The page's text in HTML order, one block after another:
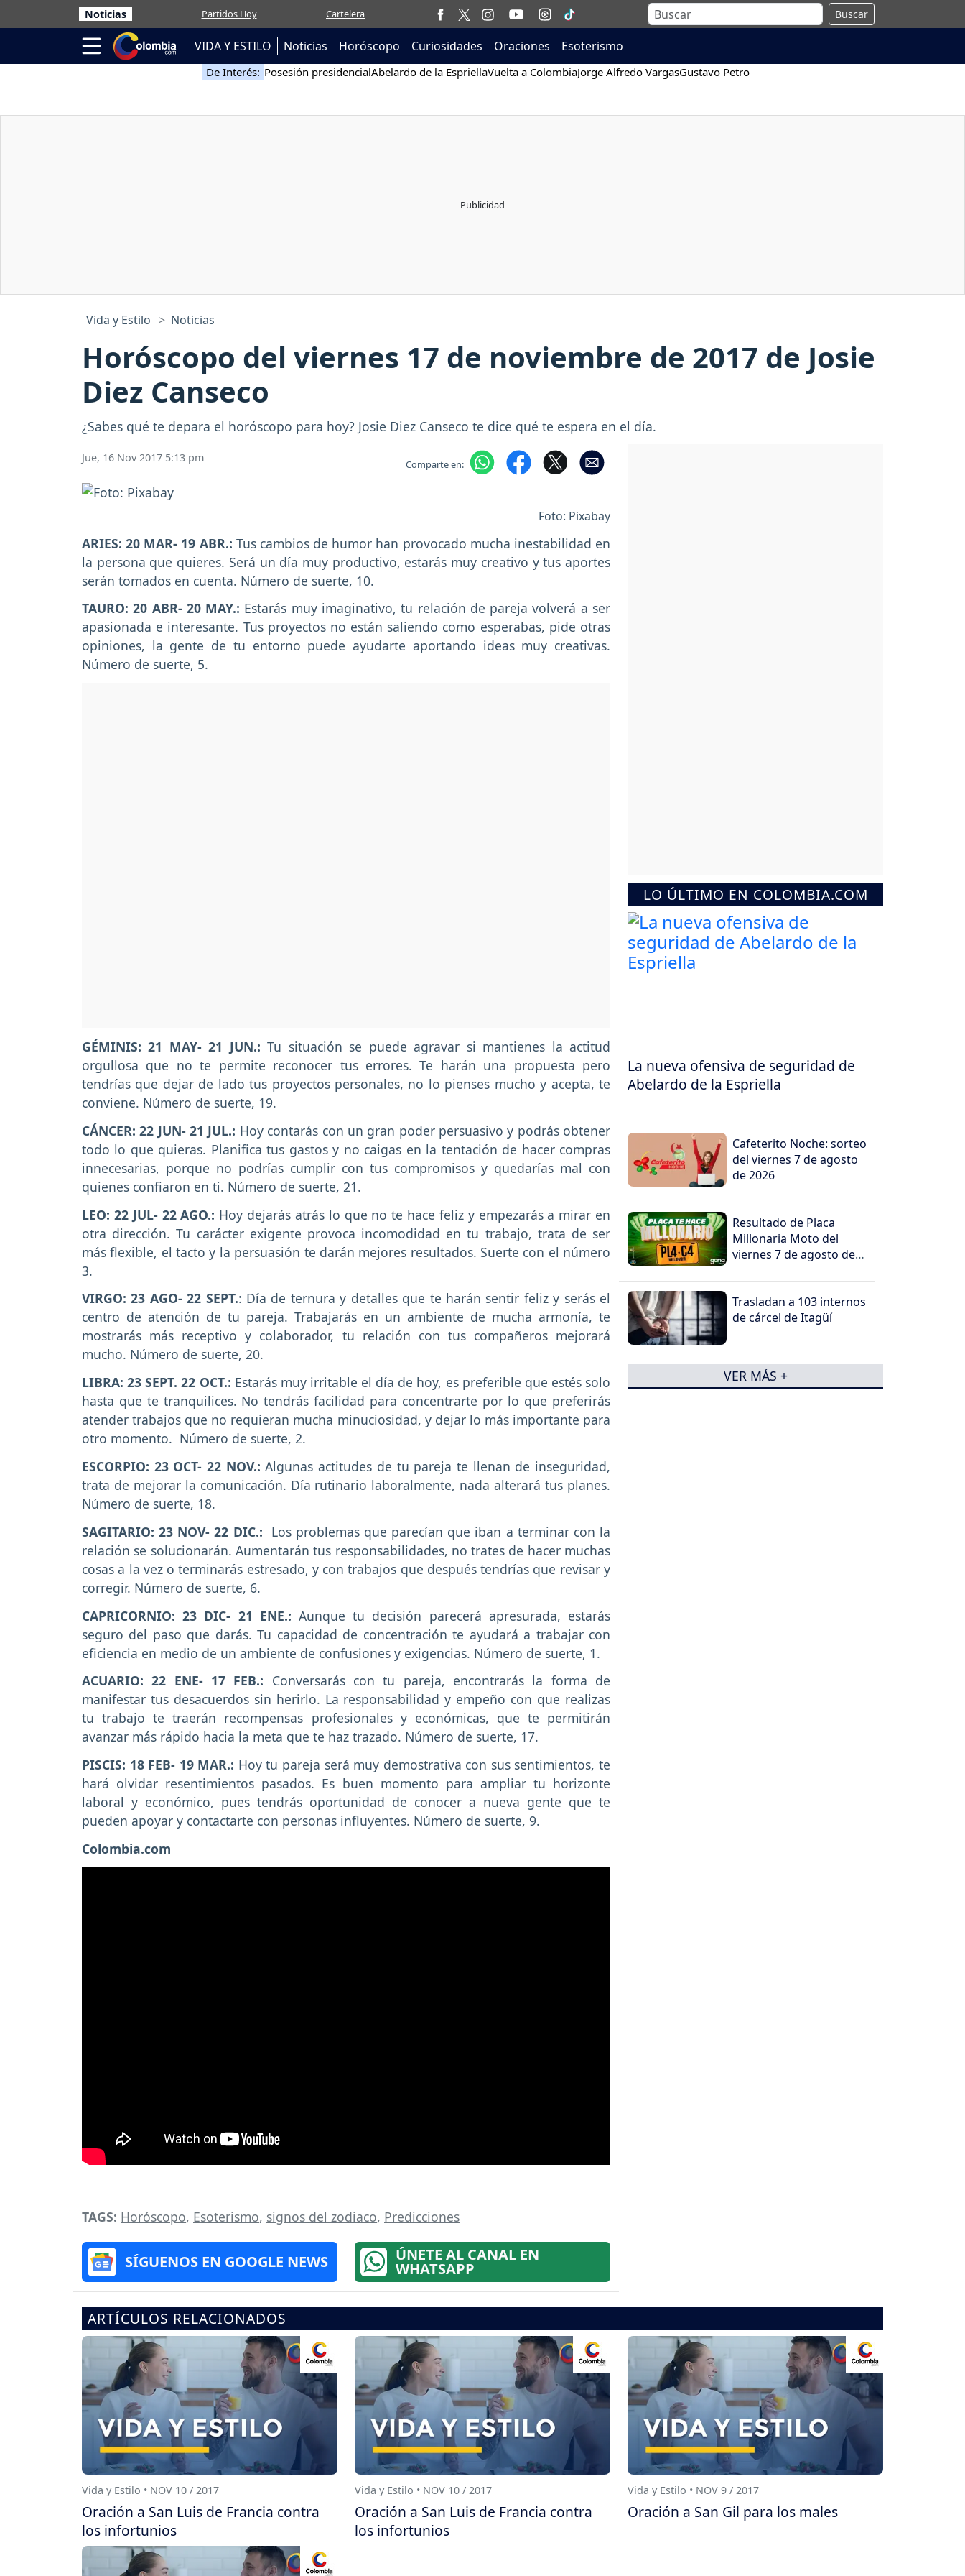
Noticias Partidos Hoy Cartelera Buscar
VIDA Y ESTILO Noticias Horóscopo Curiosidades Oraciones Esoterismo
De Interés: Posesión presidencialAbelardo de la EspriellaVuelta a ColombiaJorge Alfredo VargasGustavo Petro
Vida y Estilo Noticias
Horóscopo del viernes 17 de noviembre de 2017 de Josie
Diez Canseco
¿Sabes qué te depara el horóscopo para hoy? Josie Diez Canseco te dice qué te espera en el día.
Jue, 16 Nov 2017 5:13 pm Comparte en:
Foto: Pixabay
ARIES: 20 MAR- 19 ABR.: Tus cambios de humor han provocado mucha inestabilidad en
la persona que quieres. Será un día muy productivo, estarás muy creativo y tus aportes
serán tomados en cuenta. Número de suerte, 10.
TAURO: 20 ABR- 20 MAY.: Estarás muy imaginativo, tu relación de pareja volverá a ser
apasionada e interesante. Tus proyectos no están saliendo como esperabas, pide otras
opiniones, la gente de tu entorno puede ayudarte aportando ideas muy creativas.
Número de suerte, 5.
GÉMINIS: 21 MAY- 21 JUN.: Tu situación se puede agravar si mantienes la actitud
orgullosa que no te permite reconocer tus errores. Te harán una propuesta pero
tendrías que dejar de lado tus proyectos personales, no lo pienses mucho y acepta, te
conviene. Número de suerte, 19.
CÁNCER: 22 JUN- 21 JUL.: Hoy contarás con un gran poder persuasivo y podrás obtener
todo lo que quieras. Planifica tus gastos y no caigas en la tentación de hacer compras
innecesarias, porque no podrías cumplir con tus compromisos y quedarías mal con
quienes confiaron en ti. Número de suerte, 21.
LEO: 22 JUL- 22 AGO.: Hoy dejarás atrás lo que no te hace feliz y empezarás a mirar en
otra dirección. Tu carácter exigente provoca incomodidad en tu trabajo, trata de ser
más flexible, el tacto y la persuasión te darán mejores resultados. Suerte con el número
3.
VIRGO: 23 AGO- 22 SEPT.: Día de ternura y detalles que te harán sentir feliz y serás el
centro de atención de tu pareja. Trabajarás en un ambiente de mucha armonía, te
mostrarás más receptivo y colaborador, tu relación con tus compañeros mejorará
mucho. Número de suerte, 20.
LIBRA: 23 SEPT. 22 OCT.: Estarás muy irritable el día de hoy, es preferible que estés solo
hasta que te tranquilices. No tendrás facilidad para concentrarte por lo que preferirás
atender trabajos que no requieran mucha minuciosidad, y dejar lo más importante para
otro momento. Número de suerte, 2.
ESCORPIO: 23 OCT- 22 NOV.:Algunas actitudes de tu pareja te llenan de inseguridad,
trata de mejorar la comunicación. Día rutinario laboralmente, nada alterará tus planes.
Número de suerte, 18.
SAGITARIO: 23 NOV- 22 DIC.: Los problemas que parecían que iban a terminar con la
relación se solucionarán. Aumentarán tus responsabilidades, no trates de hacer muchas
cosas a la vez o terminarás estresado, y con trabajos que después tendrías que revisar y
corregir. Número de suerte, 6.
CAPRICORNIO: 23 DIC- 21 ENE.: Aunque tu decisión parecerá apresurada, estarás
seguro del paso que darás. Tu capacidad de concentración te ayudará a trabajar con
eficiencia en medio de un ambiente de confusiones y exigencias. Número de suerte, 1.
ACUARIO: 22 ENE- 17 FEB.: Conversarás con tu pareja, encontrarás la forma de
manifestar tus desacuerdos sin herirlo. La responsabilidad y empeño con que realizas
tu trabajo te traerán recompensas profesionales y económicas, que te permitirán
avanzar más rápido hacia la meta que te haz trazado. Número de suerte, 17.
PISCIS: 18 FEB- 19 MAR.: Hoy tu pareja será muy demostrativa con sus sentimientos, te
hará olvidar resentimientos pasados. Es buen momento para ampliar tu horizonte
laboral y económico, pues tendrás oportunidad de conocer a nueva gente que te
pueden apoyar y contactarte con personas influyentes. Número de suerte, 9.
Colombia.com
TAGS: Horóscopo, Esoterismo, signos del zodiaco, Predicciones
SÍGUENOS EN GOOGLE NEWS ÚNETE AL CANAL EN
WHATSAPP
LO ÚLTIMO EN COLOMBIA.COM
La nueva ofensiva de seguridad de
Abelardo de la Espriella
Cafeterito Noche: sorteo
del viernes 7 de agosto
de 2026
Resultado de Placa
Millonaria Moto del
viernes 7 de agosto de
Trasladan a 103 internos
de cárcel de Itagüí
VER MÁS +
ARTÍCULOS RELACIONADOS
Vida y Estilo • NOV 10 / 2017
Oración a San Luis de Francia contra
los infortunios
Vida y Estilo • NOV 10 / 2017
Oración a San Luis de Francia contra
los infortunios
Vida y Estilo • NOV 9 / 2017
Oración a San Gil para los males